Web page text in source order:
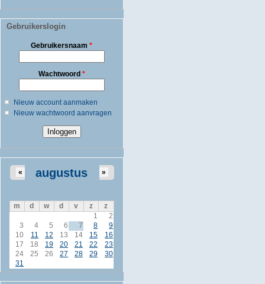
Gebruikerslogin
Gebruikersnaam*
Wachtwoord *
Nieuw account aanmaken
Nieuw wachtwoord aanvragen
augustus
« »
m d w d v z
z
1
2
3
4 5 6 7 8
9
10
11 12 13 14 15
16
17
18 19 20 21 22
23
24
25 26 27 28 29
30
31